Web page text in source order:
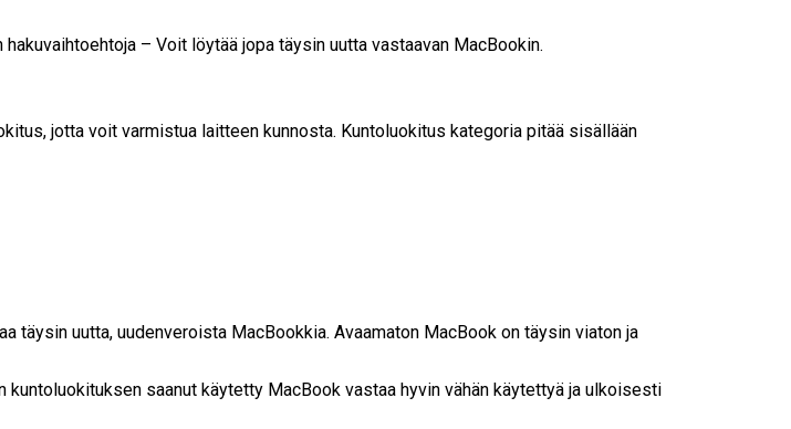
– Voit löytää jopa täysin uutta vastaavan MacBookin.
jotta voit varmistua laitteen kunnosta. Kuntoluokitus kategoria pitää sisällään
täysin uutta, uudenveroista MacBookkia. Avaamaton MacBook on täysin viaton ja
saanut käytetty MacBook vastaa hyvin vähän käytettyä ja ulkoisesti